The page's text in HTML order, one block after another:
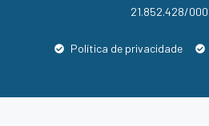
21.852.428/
Política de privacidade